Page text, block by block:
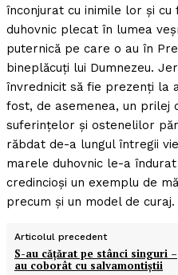
înconjurat cu inimile lor şi
duhovnic plecat în lumea
puternică pe care o au în
bineplăcuţi lui Dumnezeu.
învrednicit să fie prezenţi la
fost, de asemenea, un prilej
suferinţelor şi ostenelilor
răbdat de-a lungul întregii
marele duhovnic le-a
credincioşi un exemplu de
precum şi un model de curaj.
Articolul precedent
S-au căţărat pe stânci singuri –
au coborât cu salvamontiştii